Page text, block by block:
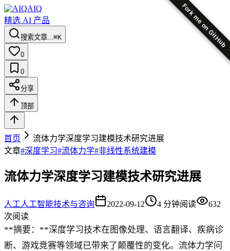
Fork me on GitHub
AIQ
精选 AI 产品
搜索文章...⌘K
0
0
分享
顶部
首页
流体力学深度学习建模技术研究进展
文章#深度学习#流体力学#非线性系统建模
流体力学深度学习建模技术研究进展
人工人工智能技术与咨询 2022-09-12 4 分钟阅读
632
次阅读
**摘要：**深度学习技术在图像处理、语言翻译、疾病诊
断、游戏竞赛等领域已带来了颠覆性的变化。流体力学问